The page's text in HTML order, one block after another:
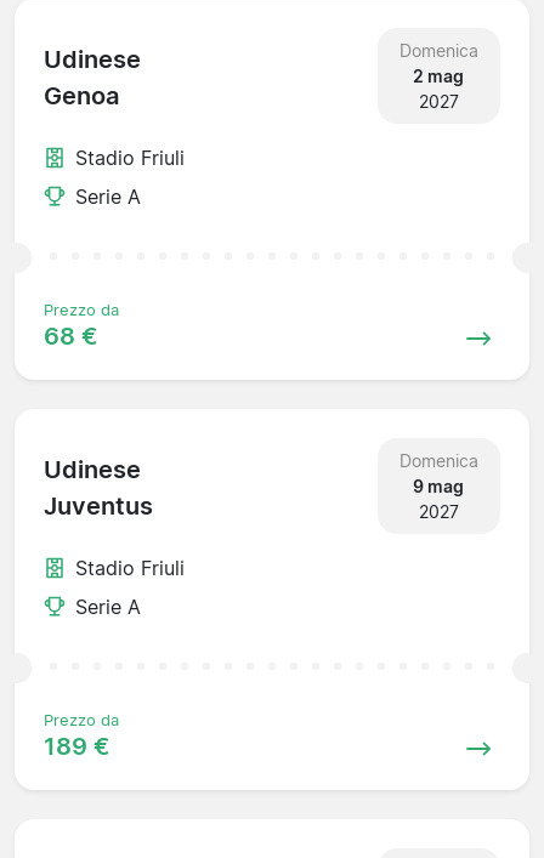
Udinese
Genoa
Domenica
2 mag
2027
Stadio Friuli
Serie A
Prezzo da
68 €
Udinese
Juventus
Domenica
9 mag
2027
Stadio Friuli
Serie A
Prezzo da
189 €